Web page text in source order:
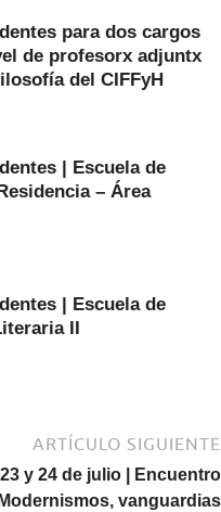
para dos cargos
de profesorx adjuntx
del CIFFyH
| Escuela de
– Área
| Escuela de
II
ARTÍCULO SIGUIENTE
23 y 24 de julio | Encuentro
vanguardias